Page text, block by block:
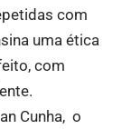
com
uma ética
com
Cunha, o